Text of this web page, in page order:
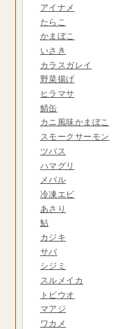
アイナメ
たらこ
かまぼこ
いさき
カラスガレイ
野菜揚げ
ヒラマサ
鯖缶
カニ風味かまぼこ
スモークサーモン
ツバス
ハマグリ
メバル
冷凍エビ
あさり
鮎
カジキ
サバ
シジミ
スルメイカ
トビウオ
マアジ
ワカメ